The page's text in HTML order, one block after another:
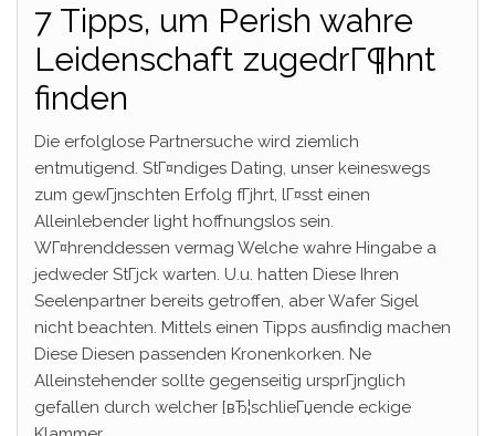
7 Tipps, um Perish wahre
Leidenschaft zugedrГ¶hnt
finden
Die erfolglose Partnersuche wird ziemlich
entmutigend. StГ¤ndiges Dating, unser keineswegs
zum gewГјnschten Erfolg fГјhrt, lГ¤sst einen
Alleinlebender light hoffnungslos sein.
WГ¤hrenddessen vermag Welche wahre Hingabe a
jedweder StГјck warten. U.u. hatten Diese Ihren
Seelenpartner bereits getroffen, aber Wafer Sigel
nicht beachten. Mittels einen Tipps ausfindig machen
Diese Diesen passenden Kronenkorken. Ne
Alleinstehender sollte gegenseitig ursprГјnglich
gefallen durch welcher [вЂ¦schlieГџende eckige